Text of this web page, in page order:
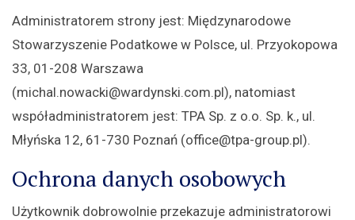
Administratorem strony jest: Międzynarodowe
Stowarzyszenie Podatkowe w Polsce, ul. Przyokopowa
33, 01-208 Warszawa
(michal.nowacki@wardynski.com.pl), natomiast
współadministratorem jest: TPA Sp. z o.o. Sp. k., ul.
Młyńska 12, 61-730 Poznań (office@tpa-group.pl).
Ochrona danych osobowych
Użytkownik dobrowolnie przekazuje administratorowi